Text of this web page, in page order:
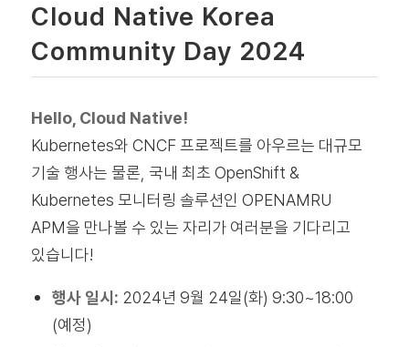
Cloud Native Korea
Community Day 2024
Hello, Cloud Native!
Kubernetes와 CNCF 프로젝트를 아우르는 대규모
기술 행사는 물론, 국내 최초 OpenShift &
Kubernetes 모니터링 솔루션인 OPENAMRU
APM을 만나볼 수 있는 자리가 여러분을 기다리고
있습니다!
행사 일시: 2024년 9월 24일(화) 9:30~18:00
(예정)